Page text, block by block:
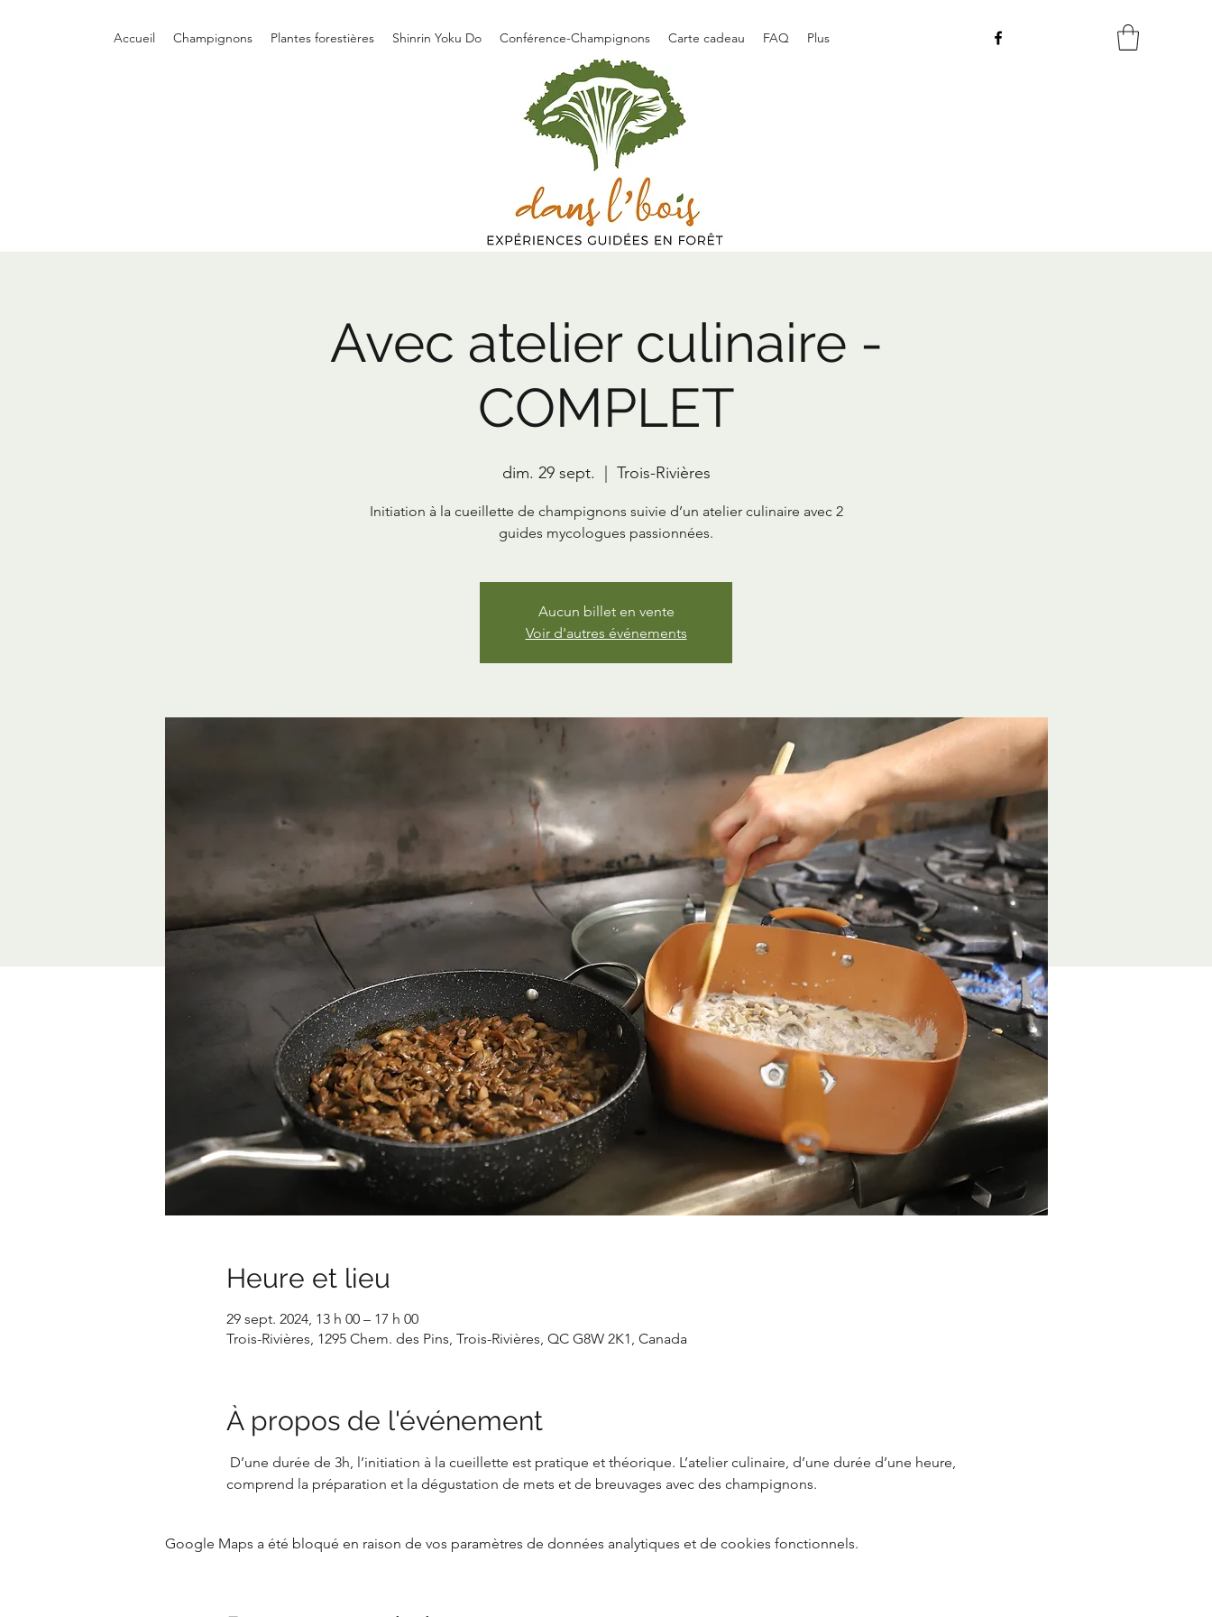
Accueil Champignons Plantes forestières Shinrin Yoku Do Conférence-Champignons Carte cadeau FAQ Plus
Avec atelier culinaire -
COMPLET
dim. 29 sept.
  |
Trois-Rivières
Initiation à la cueillette de champignons suivie d’un atelier culinaire avec 2
guides mycologues passionnées.
Aucun billet en vente
Voir d'autres événements
Heure et lieu
29 sept. 2024, 13 h 00 – 17 h 00
Trois-Rivières, 1295 Chem. des Pins, Trois-Rivières, QC G8W 2K1, Canada
À propos de l'événement
D’une durée de 3h, l’initiation à la cueillette est pratique et théorique. L’atelier culinaire, d’une durée d’une heure,
comprend la préparation et la dégustation de mets et de breuvages avec des champignons.
Google Maps a été bloqué en raison de vos paramètres de données analytiques et de cookies fonctionnels.